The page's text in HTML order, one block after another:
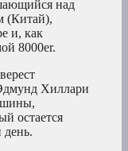
над
(Китай),
и, как
8000er.
Хиллари
остается